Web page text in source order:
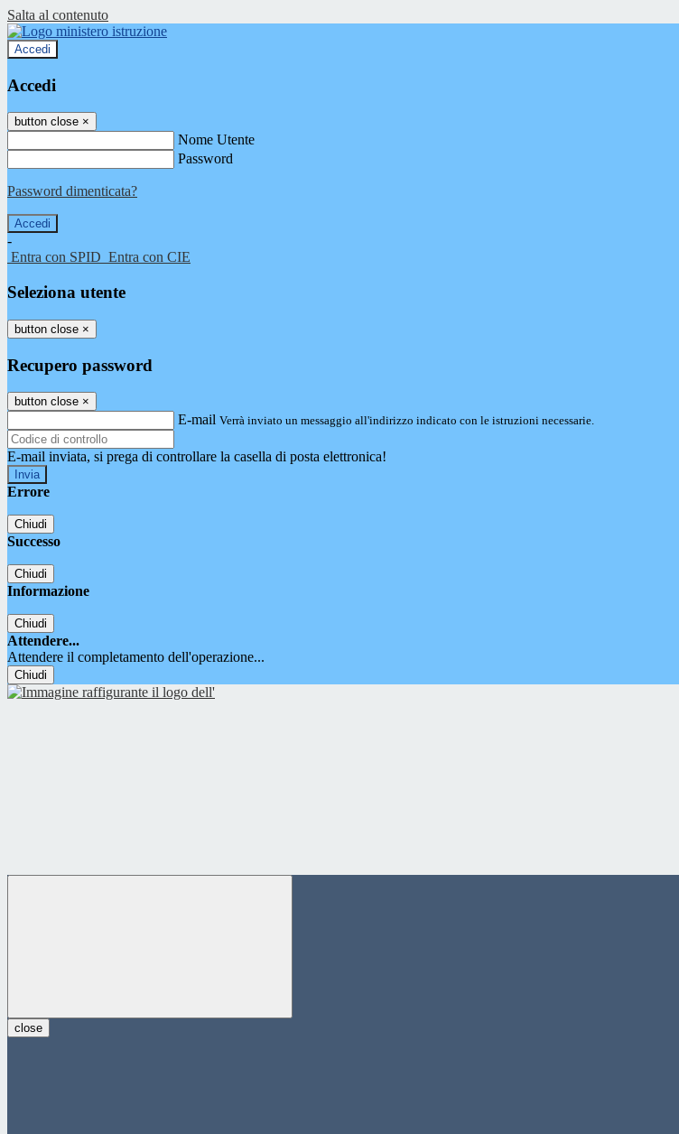
Salta al contenuto
Accedi
Accedi
button close ×
Nome Utente
Password
Password dimenticata?
-
Entra con SPID Entra con CIE
Seleziona utente
button close ×
Recupero password
button close ×
E-mail Verrà inviato un messaggio all'indirizzo indicato con le istruzioni necessarie.
E-mail inviata, si prega di controllare la casella di posta elettronica!
Errore
Chiudi
Successo
Chiudi
Informazione
Chiudi
Attendere...
Attendere il completamento dell'operazione...
Chiudi
close